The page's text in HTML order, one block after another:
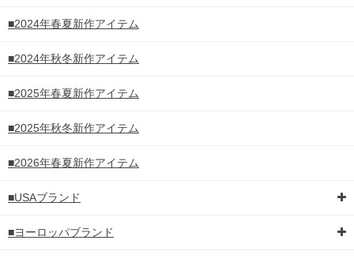
■2024年春夏新作アイテム
■2024年秋冬新作アイテム
■2025年春夏新作アイテム
■2025年秋冬新作アイテム
■2026年春夏新作アイテム
■USAブランド
■ヨーロッパブランド